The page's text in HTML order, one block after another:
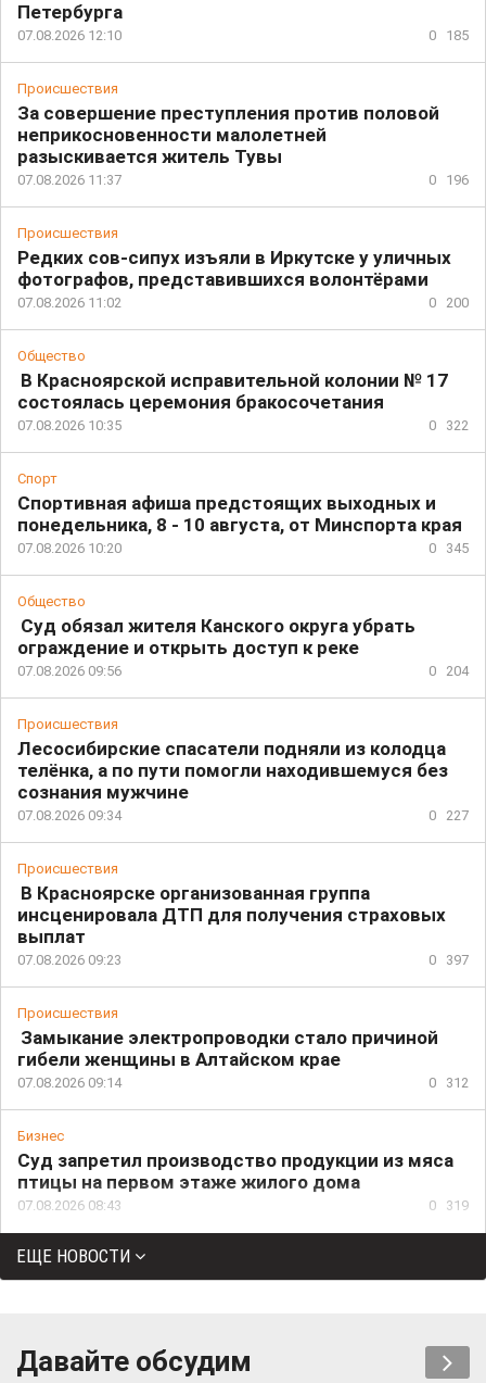
Петербурга
07.08.2026 12:10 0 185
Происшествия
За совершение преступления против половой
неприкосновенности малолетней
разыскивается житель Тувы
07.08.2026 11:37 0 196
Происшествия
Редких сов-сипух изъяли в Иркутске у уличных
фотографов, представившихся волонтёрами
07.08.2026 11:02 0 200
Общество
В Красноярской исправительной колонии № 17
состоялась церемония бракосочетания
07.08.2026 10:35 0 322
Спорт
Спортивная афиша предстоящих выходных и
понедельника, 8 - 10 августа, от Минспорта края
07.08.2026 10:20 0 345
Общество
Суд обязал жителя Канского округа убрать
ограждение и открыть доступ к реке
07.08.2026 09:56 0 204
Происшествия
Лесосибирские спасатели подняли из колодца
телёнка, а по пути помогли находившемуся без
сознания мужчине
07.08.2026 09:34 0 227
Происшествия
В Красноярске организованная группа
инсценировала ДТП для получения страховых
выплат
07.08.2026 09:23 0 397
Происшествия
Замыкание электропроводки стало причиной
гибели женщины в Алтайском крае
07.08.2026 09:14 0 312
Бизнес
Суд запретил производство продукции из мяса
птицы на первом этаже жилого дома
07.08.2026 08:43 0 319
ЕЩЕ НОВОСТИ
Давайте обсудим